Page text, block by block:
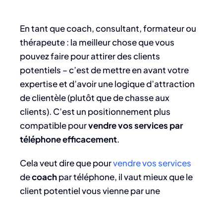
En tant que coach, consultant, formateur ou
thérapeute : la meilleur chose que vous
pouvez faire pour attirer des clients
potentiels – c’est de mettre en avant votre
expertise et d’avoir une logique d’attraction
de clientèle (plutôt que de chasse aux
clients). C’est un positionnement plus
compatible pourvendre vos services par
téléphone efficacement.
Cela veut dire que pourvendre vos services
decoachpar téléphone, il vaut mieux que le
client potentiel vous vienne par une